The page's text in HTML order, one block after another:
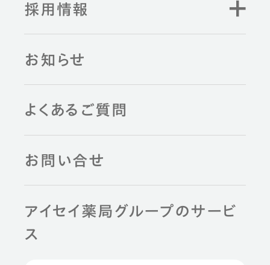
採用情報
お知らせ
よくあるご質問
お問い合せ
アイセイ薬局グループのサービ
ス